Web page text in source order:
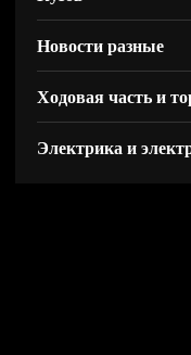
Новости разные
Ходовая часть и
Электрика и